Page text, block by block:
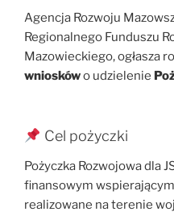
Agencja Rozwoju
Regionalnego Funduszu
Mazowieckiego, ogłasza
wnioskówo udzielenie
Cel pożyczki
Pożyczka Rozwojowa dla
finansowym
realizowane na terenie